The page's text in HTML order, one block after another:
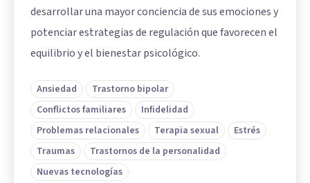
desarrollar una mayor conciencia de sus emociones y
potenciar estrategias de regulación que favorecen el
equilibrio y el bienestar psicológico.
Ansiedad
Trastorno bipolar
Conflictos familiares
Infidelidad
Problemas relacionales
Terapia sexual
Estrés
Traumas
Trastornos de la personalidad
Nuevas tecnologías